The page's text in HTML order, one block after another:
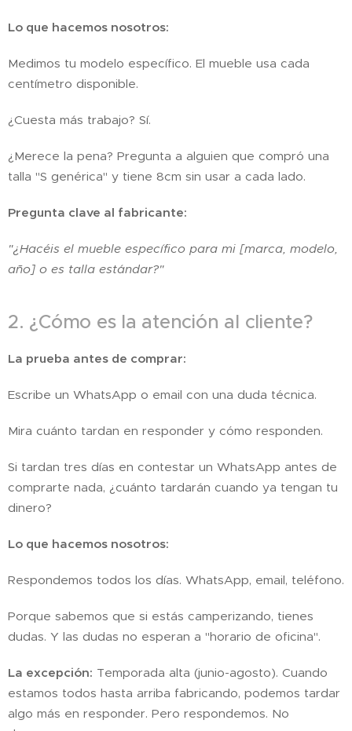
Lo que hacemos nosotros:
Medimos tu modelo específico. El mueble usa cada
centímetro disponible.
¿Cuesta más trabajo? Sí.
¿Merece la pena? Pregunta a alguien que compró una
talla "S genérica" y tiene 8cm sin usar a cada lado.
Pregunta clave al fabricante:
"¿Hacéis el mueble específico para mi [marca, modelo,
año] o es talla estándar?"
2. ¿Cómo es la atención al cliente?
La prueba antes de comprar:
Escribe un WhatsApp o email con una duda técnica.
Mira cuánto tardan en responder y cómo responden.
Si tardan tres días en contestar un WhatsApp antes de
comprarte nada, ¿cuánto tardarán cuando ya tengan tu
dinero?
Lo que hacemos nosotros:
Respondemos todos los días. WhatsApp, email, teléfono.
Porque sabemos que si estás camperizando, tienes
dudas. Y las dudas no esperan a "horario de oficina".
La excepción: Temporada alta (junio-agosto). Cuando
estamos todos hasta arriba fabricando, podemos tardar
algo más en responder. Pero respondemos. No